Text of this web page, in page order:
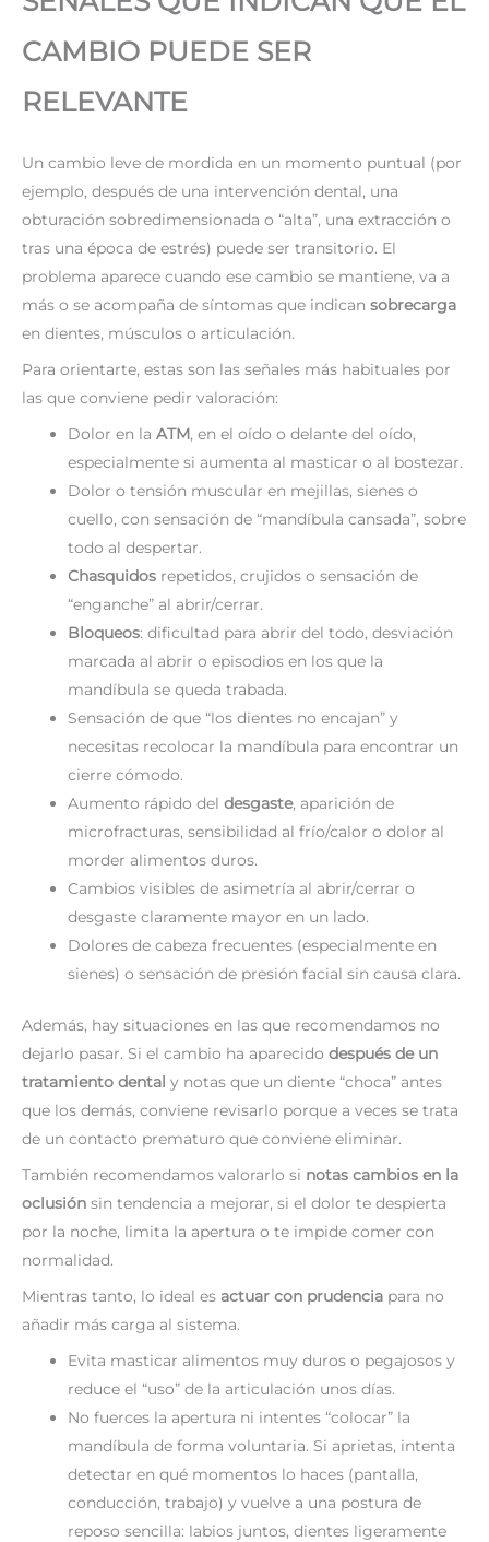
CAMBIO PUEDE SER
RELEVANTE
Un cambio leve de mordida en un momento puntual (por
ejemplo, después de una intervención dental, una
obturación sobredimensionada o “alta”, una extracción o
tras una época de estrés) puede ser transitorio. El
problema aparece cuando ese cambio se mantiene, va a
más o se acompaña de síntomas que indican sobrecarga
en dientes, músculos o articulación.
Para orientarte, estas son las señales más habituales por
las que conviene pedir valoración:
Dolor en la ATM, en el oído o delante del oído,
especialmente si aumenta al masticar o al bostezar.
Dolor o tensión muscular en mejillas, sienes o
cuello, con sensación de “mandíbula cansada”, sobre
todo al despertar.
Chasquidos repetidos, crujidos o sensación de
“enganche” al abrir/cerrar.
Bloqueos: dificultad para abrir del todo, desviación
marcada al abrir o episodios en los que la
mandíbula se queda trabada.
Sensación de que “los dientes no encajan” y
necesitas recolocar la mandíbula para encontrar un
cierre cómodo.
Aumento rápido del desgaste, aparición de
microfracturas, sensibilidad al frío/calor o dolor al
morder alimentos duros.
Cambios visibles de asimetría al abrir/cerrar o
desgaste claramente mayor en un lado.
Dolores de cabeza frecuentes (especialmente en
sienes) o sensación de presión facial sin causa clara.
Además, hay situaciones en las que recomendamos no
dejarlo pasar. Si el cambio ha aparecido después de un
tratamiento dental y notas que un diente “choca” antes
que los demás, conviene revisarlo porque a veces se trata
de un contacto prematuro que conviene eliminar.
También recomendamos valorarlo si notas cambios en la
oclusión sin tendencia a mejorar, si el dolor te despierta
por la noche, limita la apertura o te impide comer con
normalidad.
Mientras tanto, lo ideal es actuar con prudencia para no
añadir más carga al sistema.
Evita masticar alimentos muy duros o pegajosos y
reduce el “uso” de la articulación unos días.
No fuerces la apertura ni intentes “colocar” la
mandíbula de forma voluntaria. Si aprietas, intenta
detectar en qué momentos lo haces (pantalla,
conducción, trabajo) y vuelve a una postura de
reposo sencilla: labios juntos, dientes ligeramente